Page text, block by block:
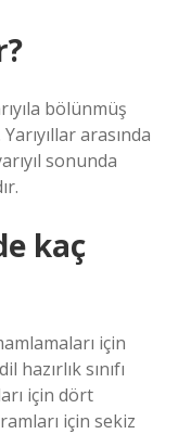
bölünmüş
arasında
sonunda
kaç
için
sınıfı
için dört
için sekiz